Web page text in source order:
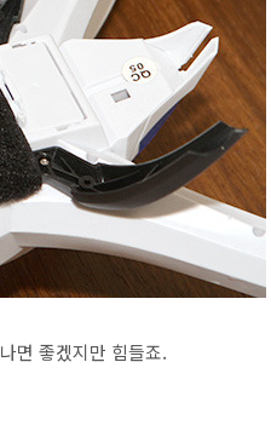
면 좋겠지만 힘들죠.